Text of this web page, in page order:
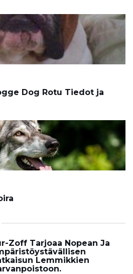
Dog Rotu Tiedot ja
Zoff Tarjoaa Nopean Ja
Lemmikkien